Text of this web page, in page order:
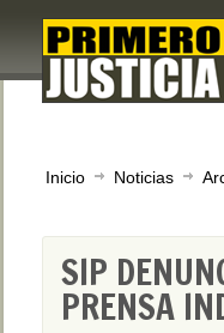
Inicio Noticias
SIP
PRENSA